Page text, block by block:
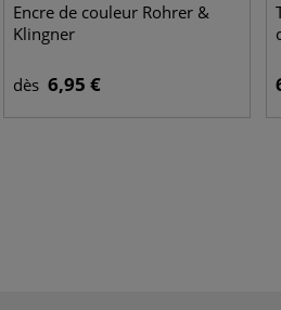
Encre de couleur Rohrer &
Klingner
dès 6,95 €